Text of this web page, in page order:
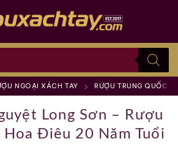
NGOẠI XÁCH TAY RƯỢU TRUNG QUỐC
Long Sơn – Rượu
Điêu 20 Năm Tuổi